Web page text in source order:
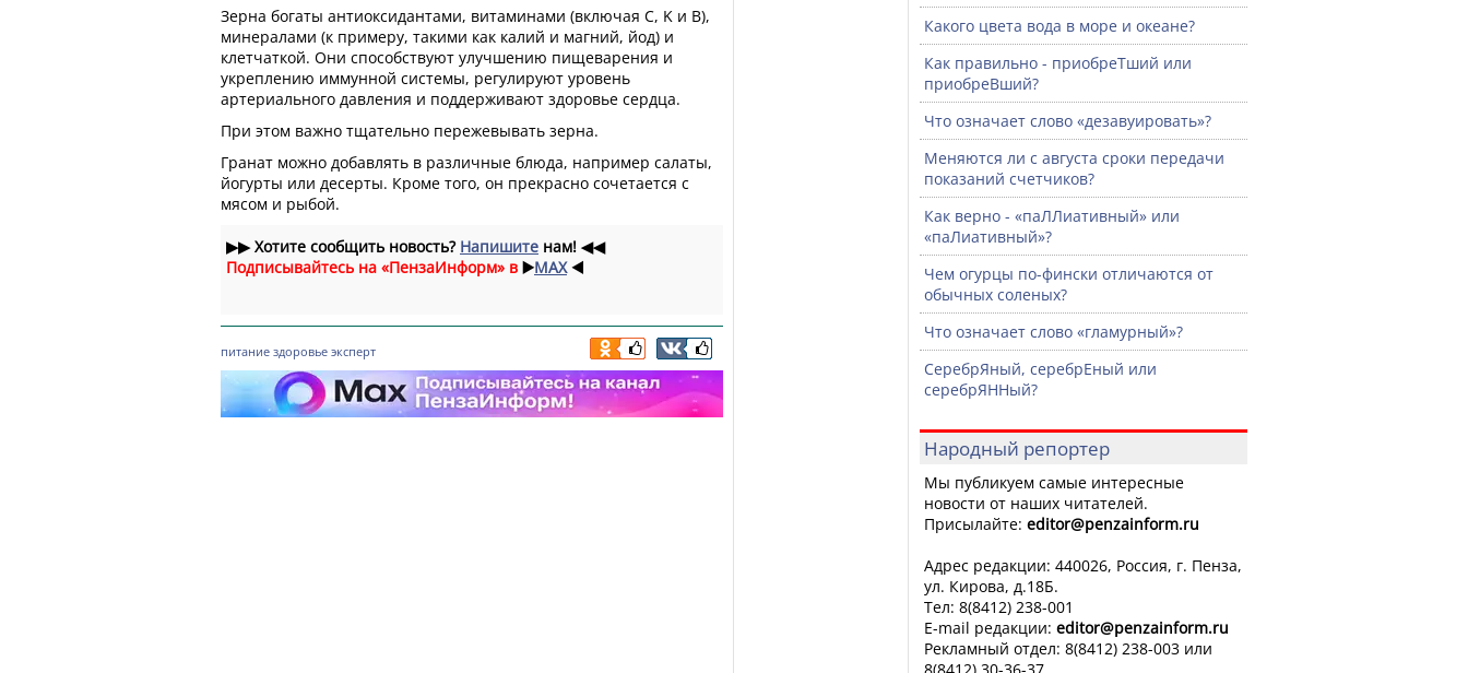
Зерна богаты антиоксидантами, витаминами (включая C, K и В),
минералами (к примеру, такими как калий и магний, йод) и
клетчаткой. Они способствуют улучшению пищеварения и
укреплению иммунной системы, регулируют уровень
артериального давления и поддерживают здоровье сердца.
При этом важно тщательно пережевывать зерна.
Гранат можно добавлять в различные блюда, например салаты,
йогурты или десерты. Кроме того, он прекрасно сочетается с
мясом и рыбой.
▶▶Хотите сообщить новость? Напишите нам! ◀◀
Подписывайтесь на «ПензаИнформ» в ▶️MAX ◀️
питание здоровье эксперт
Какого цвета вода в море и океане?
Как правильно - приобреТший или
приобреВший?
Что означает слово «дезавуировать»?
Меняются ли с августа сроки передачи
показаний счетчиков?
Как верно - «паЛЛиативный» или
«паЛиативный»?
Чем огурцы по-фински отличаются от
обычных соленых?
Что означает слово «гламурный»?
СеребрЯный, серебрЕный или
серебрЯННый?
Народный репортер
Мы публикуем самые интересные
новости от наших читателей.
Присылайте: editor@penzainform.ru
Адрес редакции: 440026, Россия, г. Пенза,
ул. Кирова, д.18Б.
Тел: 8(8412) 238-001
E-mail редакции: editor@penzainform.ru
Рекламный отдел: 8(8412) 238-003 или